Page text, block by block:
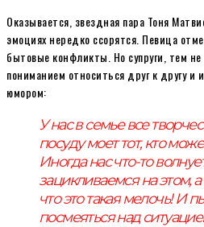
Оказывается, звездная пара Тоня
эмоциях нередко ссорятся. Певица
бытовые конфликты. Но супруги, тем
пониманием относиться друг к другу
юмором:
У нас в семье все
посуду моет тот, кто
Иногда нас что-то
зацикливаемся на этом,
что это такая мелочь! И
посмеяться над